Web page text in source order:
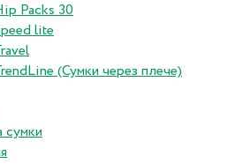
Packs 30
lite
(Сумки через плече)
сумки